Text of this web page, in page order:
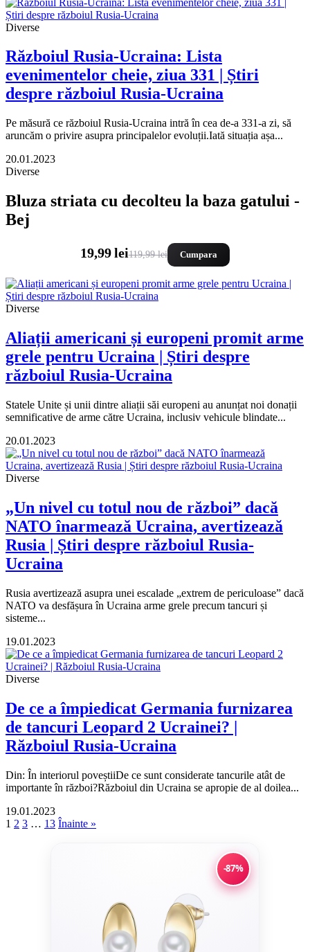
Diverse
Războiul Rusia-Ucraina: Lista
evenimentelor cheie, ziua 331 | Știri
despre războiul Rusia-Ucraina
Pe măsură ce războiul Rusia-Ucraina intră în cea de-a 331-a zi, să
aruncăm o privire asupra principalelor evoluții.Iată situația așa...
20.01.2023
Diverse
Bluza striata cu decolteu la baza gatului -
Bej
19,99 lei119,99 lei Cumpara
Diverse
Aliații americani și europeni promit arme
grele pentru Ucraina | Știri despre
războiul Rusia-Ucraina
Statele Unite și unii dintre aliații săi europeni au anunțat noi donații
semnificative de arme către Ucraina, inclusiv vehicule blindate...
20.01.2023
Diverse
„Un nivel cu totul nou de război” dacă
NATO înarmează Ucraina, avertizează
Rusia | Știri despre războiul Rusia-
Ucraina
Rusia avertizează asupra unei escalade „extrem de periculoase” dacă
NATO va desfășura în Ucraina arme grele precum tancuri și
sisteme...
19.01.2023
Diverse
De ce a împiedicat Germania furnizarea
de tancuri Leopard 2 Ucrainei? |
Războiul Rusia-Ucraina
Din: În interiorul poveștiiDe ce sunt considerate tancurile atât de
importante în război?Războiul din Ucraina se apropie de al doilea...
19.01.2023
Paginație
1 2 3 … 13 Înainte »
-87%